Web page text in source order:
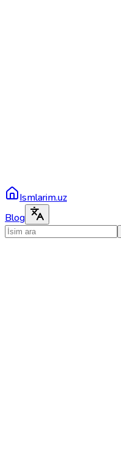
Ismlarim.uz
Blog